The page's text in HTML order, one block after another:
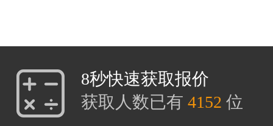
8秒快速获取报价
获取人数已有 4152 位